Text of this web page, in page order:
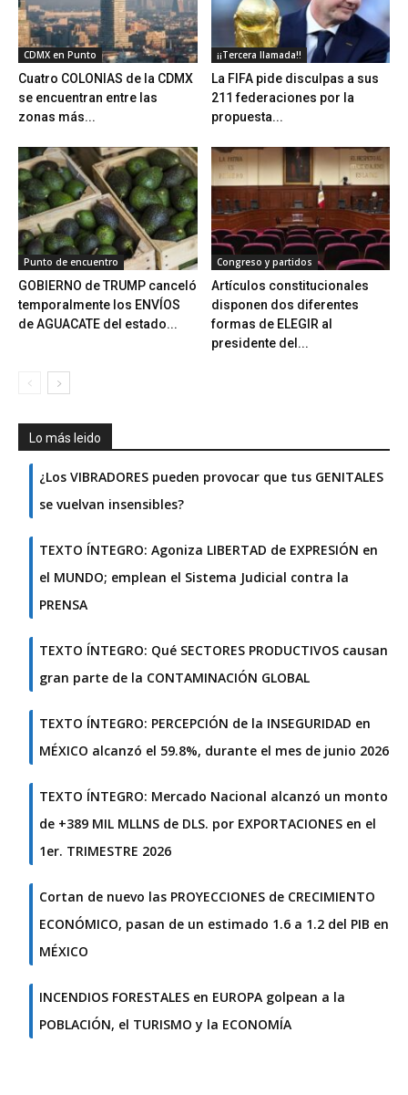
CDMX en Punto
Cuatro COLONIAS de la CDMX
se encuentran entre las
zonas más...
¡¡Tercera llamada!!
La FIFA pide disculpas a sus
211 federaciones por la
propuesta...
Punto de encuentro
GOBIERNO de TRUMP canceló
temporalmente los ENVÍOS
de AGUACATE del estado...
Congreso y partidos
Artículos constitucionales
disponen dos diferentes
formas de ELEGIR al
presidente del...
Lo más leido
¿Los VIBRADORES pueden provocar que tus GENITALES
se vuelvan insensibles?
TEXTO ÍNTEGRO: Agoniza LIBERTAD de EXPRESIÓN en
el MUNDO; emplean el Sistema Judicial contra la
PRENSA
TEXTO ÍNTEGRO: Qué SECTORES PRODUCTIVOS causan
gran parte de la CONTAMINACIÓN GLOBAL
TEXTO ÍNTEGRO: PERCEPCIÓN de la INSEGURIDAD en
MÉXICO alcanzó el 59.8%, durante el mes de junio 2026
TEXTO ÍNTEGRO: Mercado Nacional alcanzó un monto
de +389 MIL MLLNS de DLS. por EXPORTACIONES en el
1er. TRIMESTRE 2026
Cortan de nuevo las PROYECCIONES de CRECIMIENTO
ECONÓMICO, pasan de un estimado 1.6 a 1.2 del PIB en
MÉXICO
INCENDIOS FORESTALES en EUROPA golpean a la
POBLACIÓN, el TURISMO y la ECONOMÍA